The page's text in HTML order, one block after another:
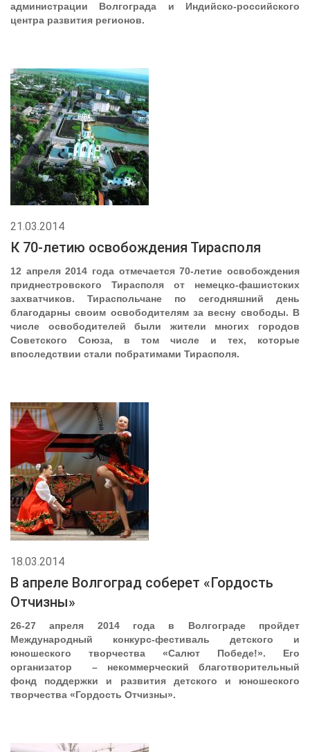
администрации Волгограда и Индийско-российского
центра развития регионов.
21.03.2014
К 70-летию освобождения Тирасполя
12 апреля 2014 года отмечается 70-летие освобождения
приднестровского Тирасполя от немецко-фашистских
захватчиков. Тираспольчане по сегодняшний день
благодарны своим освободителям за весну свободы. В
числе освободителей были жители многих городов
Советского Союза, в том числе и тех, которые
впоследствии стали побратимами Тирасполя.
18.03.2014
В апреле Волгоград соберет «Гордость
Отчизны»
26-27 апреля 2014 года в Волгограде пройдет
Международный конкурс-фестиваль детского и
юношеского творчества «Салют Победе!». Его
организатор – некоммерческий благотворительный
фонд поддержки и развития детского и юношеского
творчества «Гордость Отчизны».